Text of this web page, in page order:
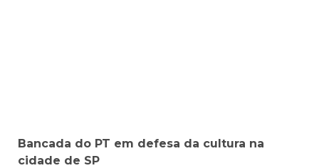
Bancada do PT em defesa da cultura na
cidade de SP